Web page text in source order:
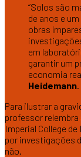
“Solos são
de anos e
obras
em
garantir um
economia
Heidemann
Para ilustrar a
professor relembra
Imperial College
por investigações
não.